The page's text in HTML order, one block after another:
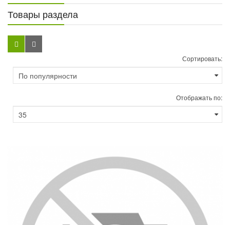
Товары раздела
Сортировать:
Отображать по: